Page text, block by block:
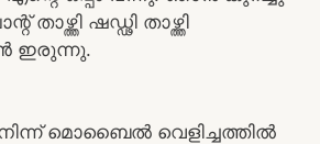
താഴ്ത്തി ഷഡ്ഢി താഴ്ത്തി
ഇരുന്നു.
നിന്ന് മൊബൈൽ വെളിച്ചത്തിൽ